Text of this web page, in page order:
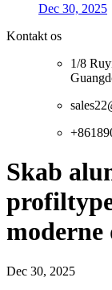
Dec 30, 2025
Kontakt os
1/8
Skab
moderne
Dec 30, 2025